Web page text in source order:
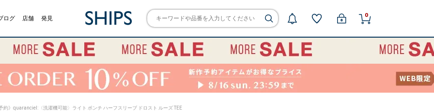
ログ 店舗 発見 0
約》quaranciel:〈洗濯機可能〉ライト ポンチ ハーフスリーブ ドロスト ルーズ TEE